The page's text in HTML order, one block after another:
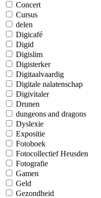
Concert
Cursus
delen
Digicafé
Digid
Digislim
Digisterker
Digitaalvaardig
Digitale nalatenschap
Digivitaler
Drunen
dungeons and dragons
Dyslexie
Expositie
Fotoboek
Fotocollectief Heusden
Fotografie
Gamen
Geld
Gezondheid